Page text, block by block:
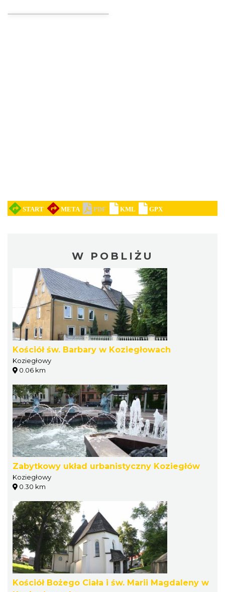
W POBLIŻU
Kościół św. Barbary w Koziegłowach
Koziegłowy
0.06 km
Zabytkowy układ urbanistyczny Koziegłów
Koziegłowy
0.30 km
Kościół Bożego Ciała i św. Marii Magdaleny w